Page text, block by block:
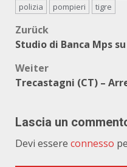
polizia
pompieri tigre
Zurück
Studio di Banca Mps
Weiter
Trecastagni (CT) –
Lascia un
Devi essere connesso